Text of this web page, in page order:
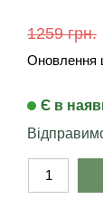
1259грн.
Оновлення
Є в